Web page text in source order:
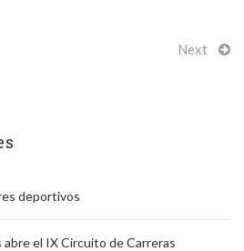
Next
deportivos
abre el IX Circuito de Carreras